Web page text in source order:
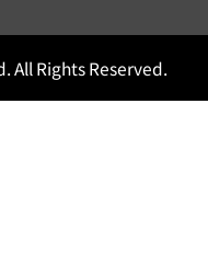
All Rights Reserved.